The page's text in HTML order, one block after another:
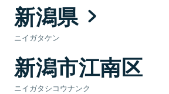
新潟県
ニイガタケン
新潟市江南区
ニイガタシコウナンク